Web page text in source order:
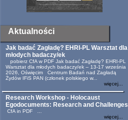
Aktualności
Jak badać Zagładę? EHRI-PL Warsztat dla
młodych badaczy/ek
pobierz CfA w PDF Jak badać Zagładę? EHRI-PL
Warsztat dla młodych badaczy/ek – 13-17 września
2026, Oświęcim Centrum Badań nad Zagładą
Żydów IFiS PAN (członek polskiego w...
więcej...
Research Workshop - Holocaust
Egodocuments: Research and Challenges
CfA in PDF ...
więcej...